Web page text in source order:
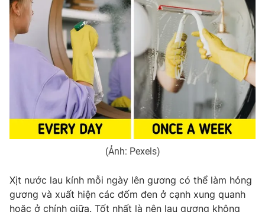
® Cấm sao chép dưới mọi hình thức nếu không có sự chấp
thuận bằng văn bản. Ghi rõ nguồn VTV.vn khi phát hành lại
(Ảnh: Pexels)
Xịt nước lau kính mỗi ngày lên gương có thể làm hỏng
gương và xuất hiện các đốm đen ở cạnh xung quanh
hoặc ở chính giữa. Tốt nhất là nên lau gương không